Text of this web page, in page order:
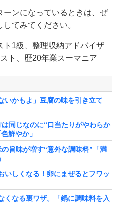
ーンになっているときは、ぜ
てみてください。
ト1級、整理収納アドバイザ
ト、歴20年業スーマニア
かもよ」豆腐の味を引き立て
同じなのに“口当たりがやわらか
鮮やか」
旨味が増す“意外な調味料”「満
しくなる！卵にまぜるとフワッ
なる裏ワザ。「鍋に調味料を入